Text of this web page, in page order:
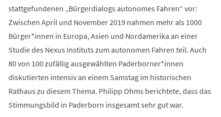
stattgefundenen „Bürgerdialogs autonomes Fahren“ vor:
Zwischen April und November 2019 nahmen mehr als 1000
Bürger*innen in Europa, Asien und Nordamerika an einer
Studie des Nexus Instituts zum autonomen Fahren teil. Auch
80 von 100 zufällig ausgewählten Paderborner*innen
diskutierten intensiv an einem Samstag im historischen
Rathaus zu diesem Thema. Philipp Ohms berichtete, dass das
Stimmungsbild in Paderborn insgesamt sehr gut war.